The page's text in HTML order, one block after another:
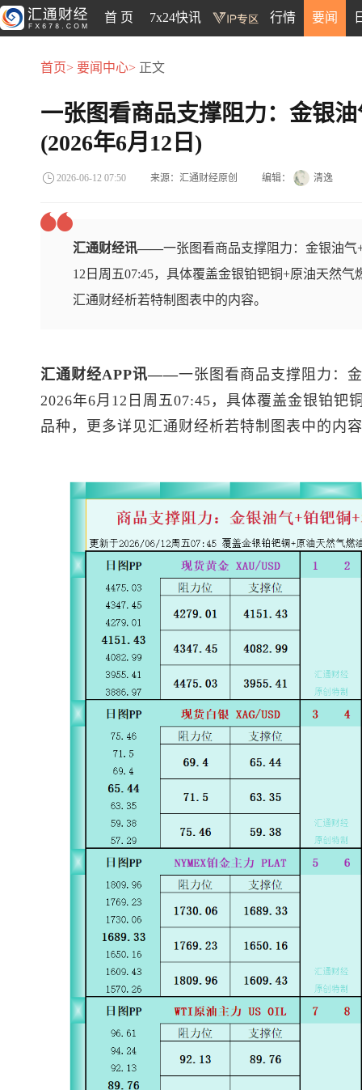
首 页 7x24快讯 行情 要闻
首页> 要闻中心> 正文
一张图看商品支撑阻力：金银
(2026年6月12日)
2026-06-12 07:50 来源：汇通财经原创 编辑： 清逸
汇通财经讯——一张图看商品支撑阻力：金银油气
12日周五07:45，具体覆盖金银铂钯铜+原油天然
汇通财经析若特制图表中的内容。
汇通财经APP讯——一张图看商品支撑阻力：
2026年6月12日周五07:45，具体覆盖金银铂钯
品种，更多详见汇通财经析若特制图表中的内